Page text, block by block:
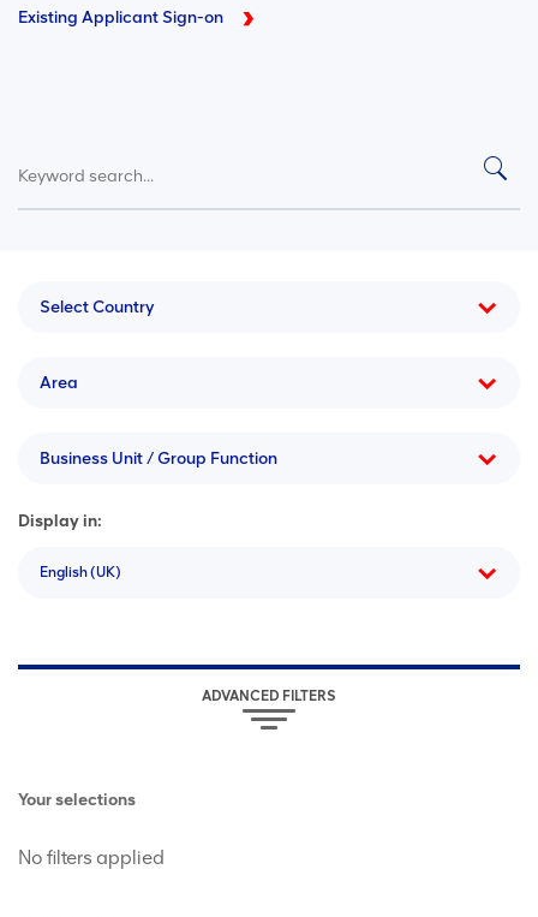
Existing Applicant Sign-on
Select Country
Area
Business Unit / Group Function
Display in:
English (UK)
ADVANCED FILTERS
Your selections
No filters applied